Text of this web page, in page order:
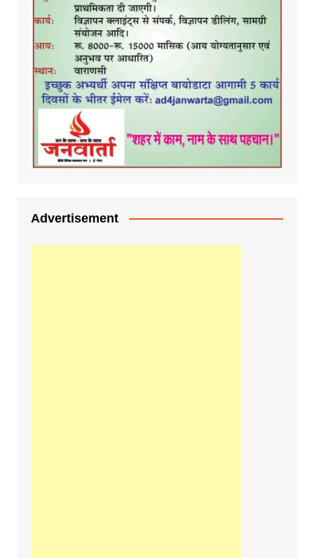
Advertisement